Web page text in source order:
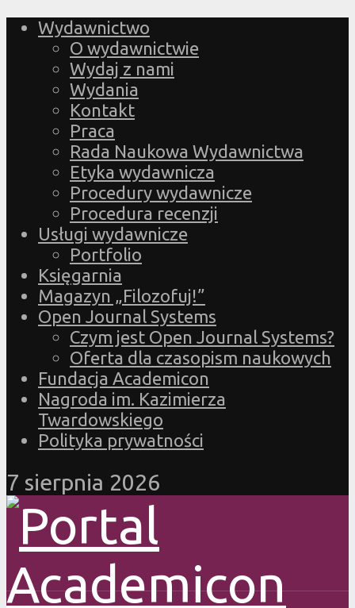
Wydawnictwo
O wydawnictwie
Wydaj z nami
Wydania
Kontakt
Praca
Rada Naukowa Wydawnictwa
Etyka wydawnicza
Procedury wydawnicze
Procedura recenzji
Usługi wydawnicze
Portfolio
Księgarnia
Magazyn „Filozofuj!”
Open Journal Systems
Czym jest Open Journal Systems?
Oferta dla czasopism naukowych
Fundacja Academicon
Nagroda im. Kazimierza
Twardowskiego
Polityka prywatności
7 sierpnia 2026